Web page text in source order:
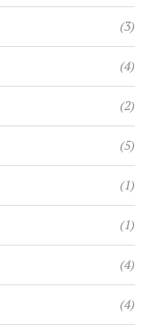
(3)
(4)
(2)
(5)
(1)
(1)
(4)
(4)